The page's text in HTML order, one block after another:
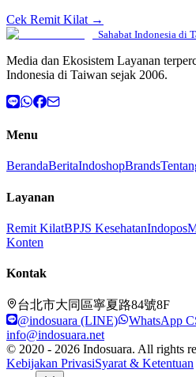
Cek Remit Kilat →
Sahabat Indonesia di
Media dan Ekosistem Layanan
Indonesia di Taiwan sejak 2006.
Menu
BerandaBeritaIndoshopBrands
Layanan
Remit KilatBPJS KesehatanIndopos
Konten
Kontak
台北市大同區寧夏路84號8F
@indosuara (LINE)
WhatsApp
info@indosuara.net
© 2020 - 2026 Indosuara. All rights
Kebijakan PrivasiSyarat & Ketentuan